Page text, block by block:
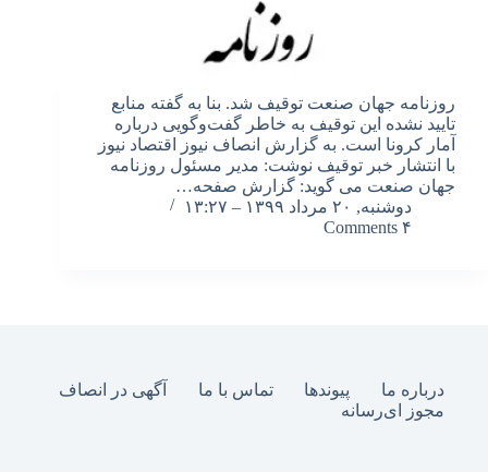
روزنامه جهان صنعت توقیف شد. بنا به گفته منابع
تایید نشده این توقیف به خاطر گفت‌وگویی درباره
آمار کرونا است. به گزارش انصاف نیوز اقتصاد نیوز
با انتشار خبر توقیف نوشت: مدیر مسئول روزنامه
جهان صنعت می گوید: گزارش صفحه…
دوشنبه, ۲۰ مرداد ۱۳۹۹ – ۱۳:۲۷
۴ Comments
درباره ما پیوندها تماس با ما
آگهی در انصاف
مجوز ای‌رسانه